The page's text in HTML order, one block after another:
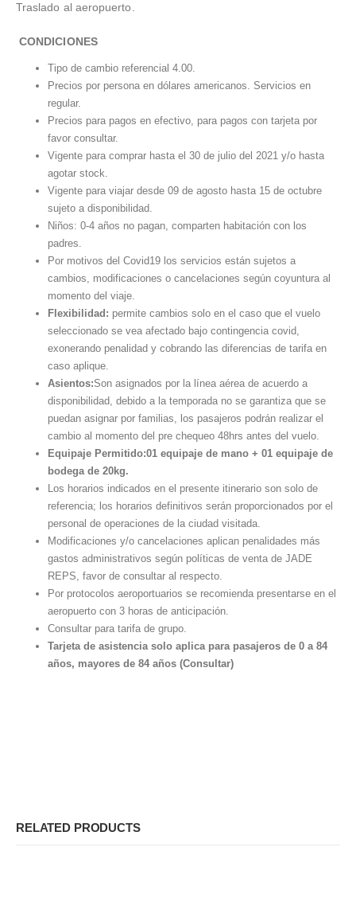
Traslado al aeropuerto.
CONDICIONES
Tipo de cambio referencial 4.00.
Precios por persona en dólares americanos. Servicios en
regular.
Precios para pagos en efectivo, para pagos con tarjeta por
favor consultar.
Vigente para comprar hasta el 30 de julio del 2021 y/o hasta
agotar stock.
Vigente para viajar desde 09 de agosto hasta 15 de octubre
sujeto a disponibilidad.
Niños: 0-4 años no pagan, comparten habitación con los
padres.
Por motivos del Covid19 los servicios están sujetos a
cambios, modificaciones o cancelaciones según coyuntura al
momento del viaje.
Flexibilidad: permite cambios solo en el caso que el vuelo
seleccionado se vea afectado bajo contingencia covid,
exonerando penalidad y cobrando las diferencias de tarifa en
caso aplique.
Asientos:Son asignados por la línea aérea de acuerdo a
disponibilidad, debido a la temporada no se garantiza que se
puedan asignar por familias, los pasajeros podrán realizar el
cambio al momento del pre chequeo 48hrs antes del vuelo.
Equipaje Permitido:01 equipaje de mano + 01 equipaje de
bodega de 20kg.
Los horarios indicados en el presente itinerario son solo de
referencia; los horarios definitivos serán proporcionados por el
personal de operaciones de la ciudad visitada.
Modificaciones y/o cancelaciones aplican penalidades más
gastos administrativos según políticas de venta de JADE
REPS, favor de consultar al respecto.
Por protocolos aeroportuarios se recomienda presentarse en el
aeropuerto con 3 horas de anticipación.
Consultar para tarifa de grupo.
Tarjeta de asistencia solo aplica para pasajeros de 0 a 84
años, mayores de 84 años (Consultar)
RELATED PRODUCTS